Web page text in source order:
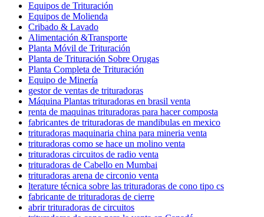
Equipos de Trituración
Equipos de Molienda
Cribado & Lavado
Alimentación &Transporte
Planta Móvil de Trituración
Planta de Trituración Sobre Orugas
Planta Completa de Trituración
Equipo de Minería
gestor de ventas de trituradoras
Máquina Plantas trituradoras en brasil venta
renta de maquinas trituradoras para hacer composta
fabricantes de trituradoras de mandibulas en mexico
trituradoras maquinaria china para mineria venta
trituradoras como se hace un molino venta
trituradoras circuitos de radio venta
trituradoras de Cabello en Mumbai
trituradoras arena de circonio venta
lterature técnica sobre las trituradoras de cono tipo cs
fabricante de trituradoras de cierre
abrir trituradoras de circuitos